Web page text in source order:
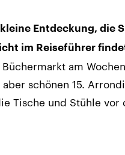
Entdeckung, die
im Reiseführer
am
schönen 15.
Tische und Stühle vor